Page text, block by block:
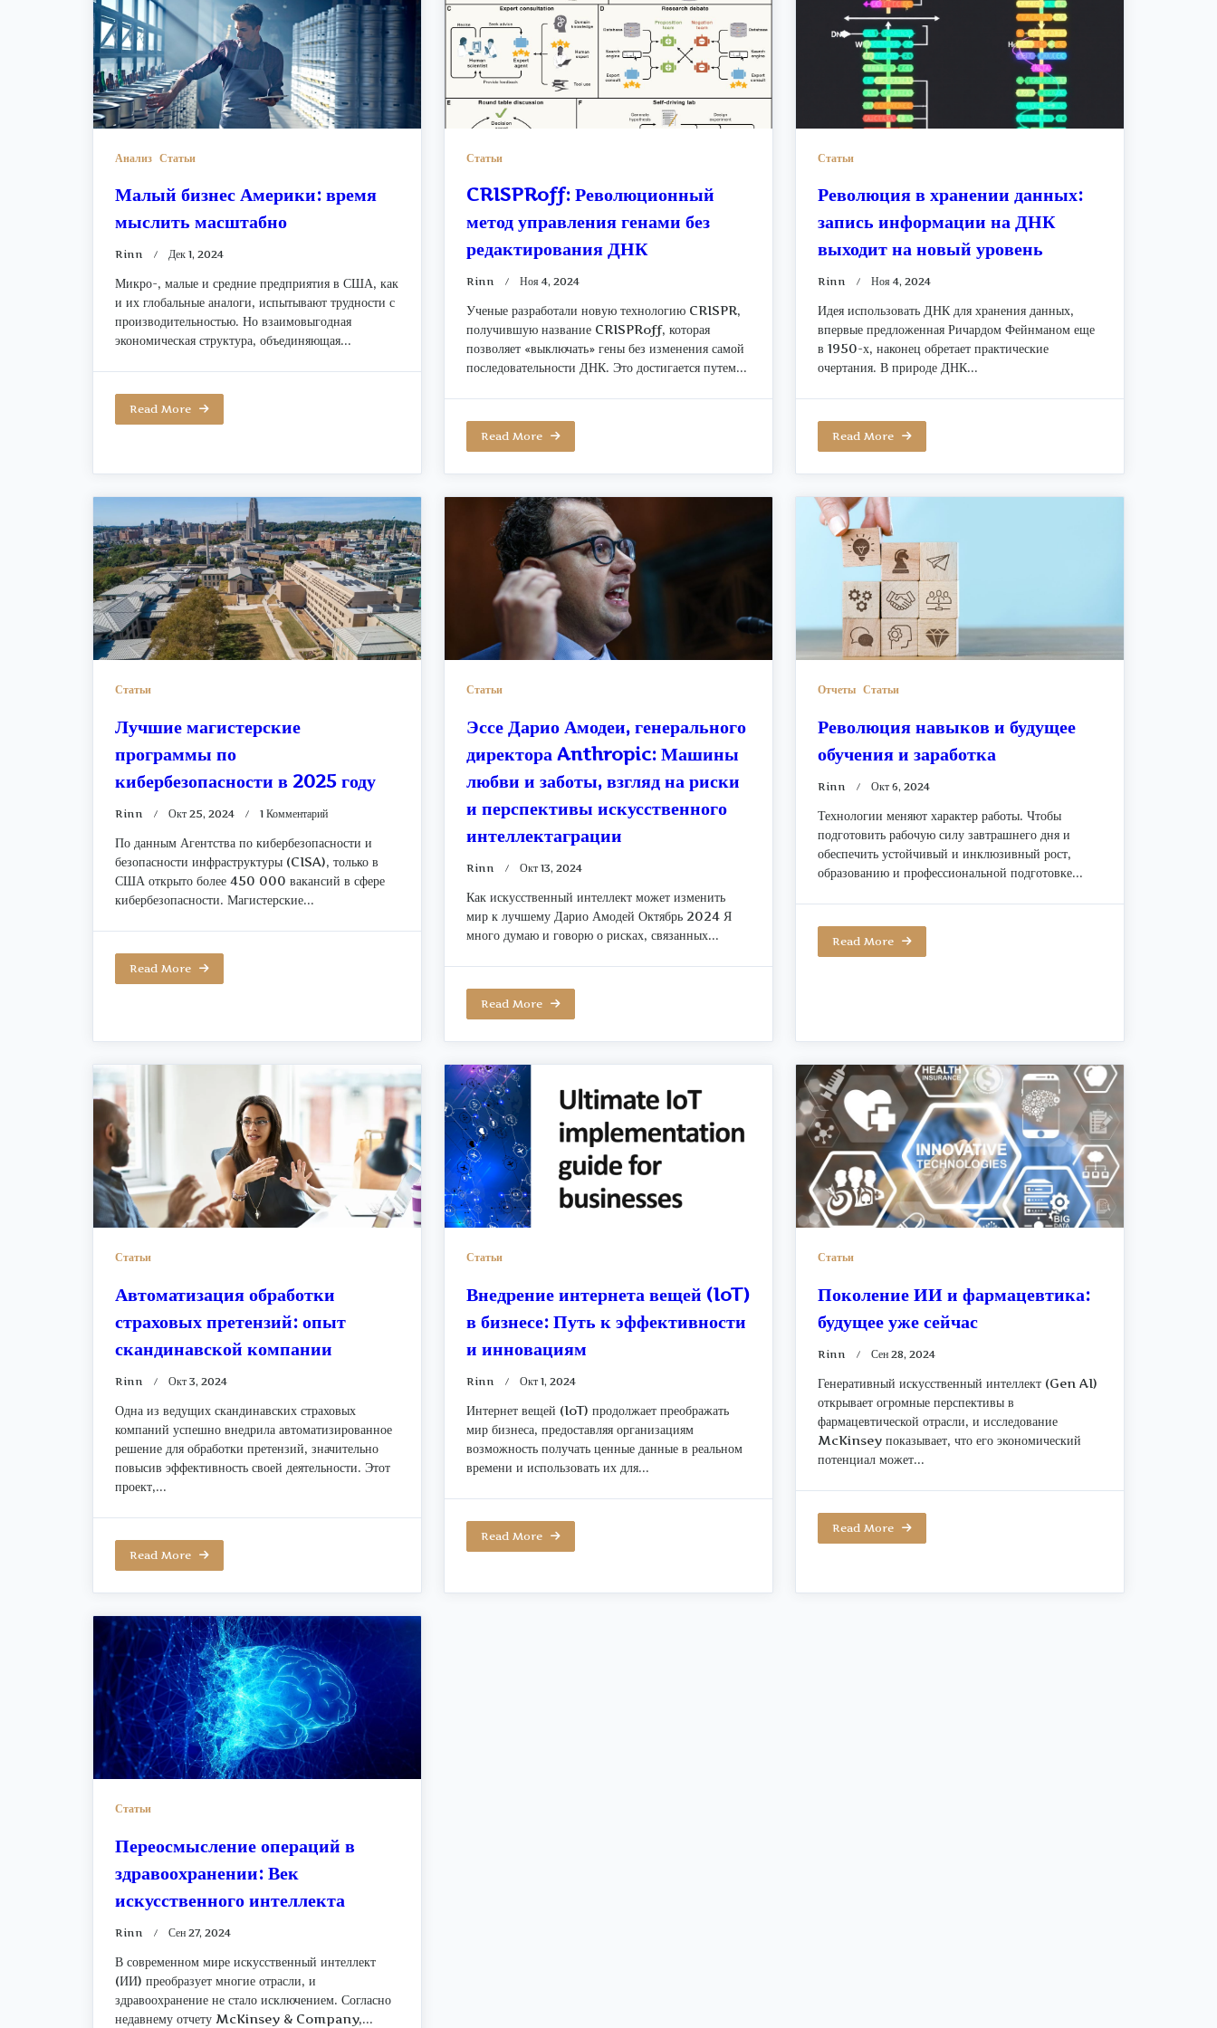
Анализ Статьи
Малый бизнес Америки: время
мыслить масштабно
Rinn Дек 1, 2024
Микро-, малые и средние предприятия в США, как
и их глобальные аналоги, испытывают трудности с
производительностью. Но взаимовыгодная
экономическая структура, объединяющая...
Read More
Статьи
CRISPRoff: Революционный
метод управления генами без
редактирования ДНК
Rinn Ноя 4, 2024
Ученые разработали новую технологию CRISPR,
получившую название CRISPRoff, которая
позволяет «выключать» гены без изменения самой
последовательности ДНК. Это достигается путем...
Read More
Статьи
Революция в хранении данных:
запись информации на ДНК
выходит на новый уровень
Rinn Ноя 4, 2024
Идея использовать ДНК для хранения данных,
впервые предложенная Ричардом Фейнманом еще
в 1950-х, наконец обретает практические
очертания. В природе ДНК...
Read More
Статьи
Лучшие магистерские
программы по
кибербезопасности в 2025 году
Rinn Окт 25, 2024 1 КомментарийК
Лучшие
Магистерские
Программы
По данным Агентства по кибербезопасности и
безопасности инфраструктуры (CISA), только в
США открыто более 450 000 вакансий в сфере
кибербезопасности. Магистерские...
Read More
Статьи
Эссе Дарио Амодеи, генерального
директора Anthropic: Машины
любви и заботы, взгляд на риски
и перспективы искусственного
интеллектаграции
Rinn Окт 13, 2024
Как искусственный интеллект может изменить
мир к лучшему Дарио Амодей Октябрь 2024 Я
много думаю и говорю о рисках, связанных...
Read More
Отчеты Статьи
Революция навыков и будущее
обучения и заработка
Rinn Окт 6, 2024
Технологии меняют характер работы. Чтобы
подготовить рабочую силу завтрашнего дня и
обеспечить устойчивый и инклюзивный рост,
образованию и профессиональной подготовке...
Read More
Статьи
Автоматизация обработки
страховых претензий: опыт
скандинавской компании
Rinn Окт 3, 2024
Одна из ведущих скандинавских страховых
компаний успешно внедрила автоматизированное
решение для обработки претензий, значительно
повысив эффективность своей деятельности. Этот
проект,...
Read More
Статьи
Внедрение интернета вещей (IoT)
в бизнесе: Путь к эффективности
и инновациям
Rinn Окт 1, 2024
Интернет вещей (IoT) продолжает преображать
мир бизнеса, предоставляя организациям
возможность получать ценные данные в реальном
времени и использовать их для...
Read More
Статьи
Поколение ИИ и фармацевтика:
будущее уже сейчас
Rinn Сен 28, 2024
Генеративный искусственный интеллект (Gen AI)
открывает огромные перспективы в
фармацевтической отрасли, и исследование
McKinsey показывает, что его экономический
потенциал может...
Read More
Статьи
Переосмысление операций в
здравоохранении: Век
искусственного интеллекта
Rinn Сен 27, 2024
В современном мире искусственный интеллект
(ИИ) преобразует многие отрасли, и
здравоохранение не стало исключением. Согласно
недавнему отчету McKinsey & Company,...